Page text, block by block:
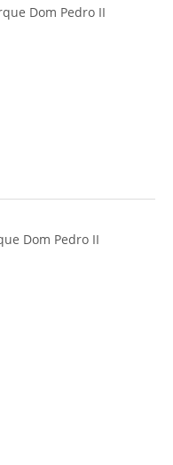
Dom Pedro II
Dom Pedro II